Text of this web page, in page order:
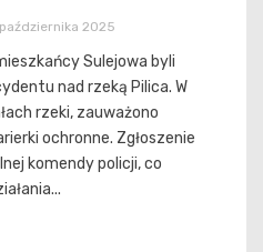
2025
Sulejowa byli
nad rzeką Pilica. W
rzeki, zauważono
ochronne. Zgłoszenie
komendy policji, co